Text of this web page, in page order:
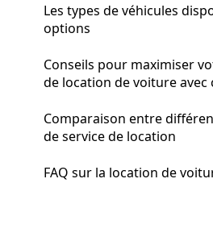
Les types de véhicules
options
Conseils pour maximiser
de location de voiture avec
Comparaison entre
de service de location
FAQ sur la location de